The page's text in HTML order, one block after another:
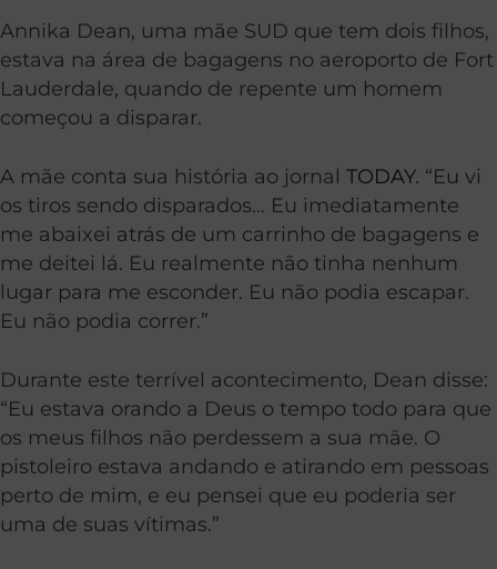
Annika Dean, uma mãe SUD que tem dois filhos,
estava na área de bagagens no aeroporto de Fort
Lauderdale, quando de repente um homem
começou a disparar.
A mãe conta sua história ao jornal TODAY. “Eu vi
os tiros sendo disparados… Eu imediatamente
me abaixei atrás de um carrinho de bagagens e
me deitei lá. Eu realmente não tinha nenhum
lugar para me esconder. Eu não podia escapar.
Eu não podia correr.”
Durante este terrível acontecimento, Dean disse:
“Eu estava orando a Deus o tempo todo para que
os meus filhos não perdessem a sua mãe. O
pistoleiro estava andando e atirando em pessoas
perto de mim, e eu pensei que eu poderia ser
uma de suas vítimas.”